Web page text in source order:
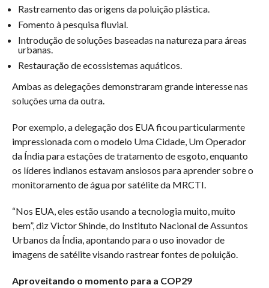
Rastreamento das origens da poluição plástica.
Fomento à pesquisa fluvial.
Introdução de soluções baseadas na natureza para áreas
urbanas.
Restauração de ecossistemas aquáticos.
Ambas as delegações demonstraram grande interesse nas
soluções uma da outra.
Por exemplo, a delegação dos EUA ficou particularmente
impressionada com o modelo Uma Cidade, Um Operador
da Índia para estações de tratamento de esgoto, enquanto
os líderes indianos estavam ansiosos para aprender sobre o
monitoramento de água por satélite da MRCTI.
“Nos EUA, eles estão usando a tecnologia muito, muito
bem”, diz Victor Shinde, do Instituto Nacional de Assuntos
Urbanos da Índia, apontando para o uso inovador de
imagens de satélite visando rastrear fontes de poluição.
Aproveitando o momento para a COP29